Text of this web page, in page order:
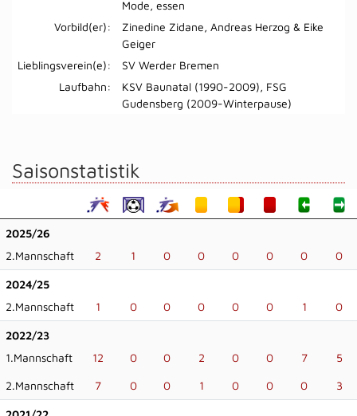
Mode, essen
Vorbild(er):
Zinedine Zidane, Andreas Herzog & Eike
Geiger
Lieblingsverein(e):
SV Werder Bremen
Laufbahn:
KSV Baunatal (1990-2009), FSG
Gudensberg (2009-Winterpause)
Saisonstatistik
2025/26
2.Mannschaft
2 1 0 0 0 0 0 0
2024/25
2.Mannschaft
1 0 0 0 0 0 1 0
2022/23
1.Mannschaft
12 0 0 2 0 0 7 5
2.Mannschaft 7 0 0 1 0 0 0 3